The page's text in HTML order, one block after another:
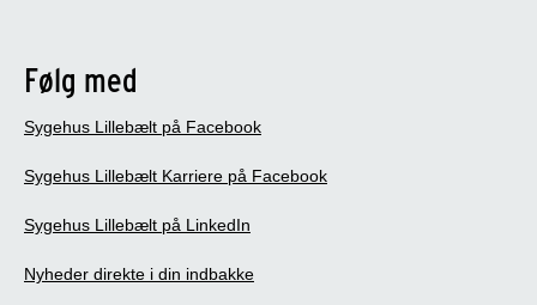
Følg med
Sygehus Lillebælt på Facebook
Sygehus Lillebælt Karriere på Facebook
Sygehus Lillebælt på LinkedIn
Nyheder direkte i din indbakke